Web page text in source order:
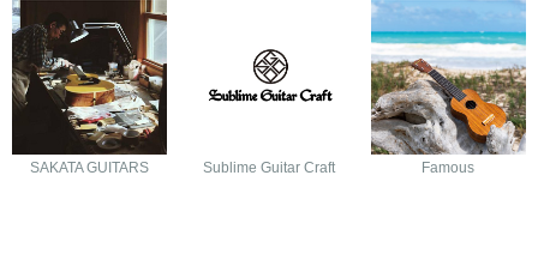
SAKATA GUITARS Sublime Guitar Craft Famous